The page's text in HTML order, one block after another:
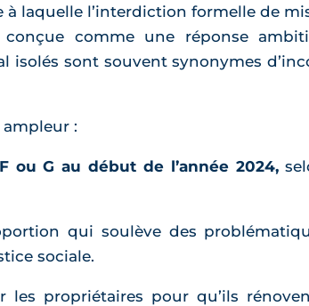
laquelle l’interdiction formelle de
comme une réponse
isolés sont souvent synonymes
:
ou G au début de l’année 2024,
qui soulève des
sociale.
propriétaires pour qu’ils